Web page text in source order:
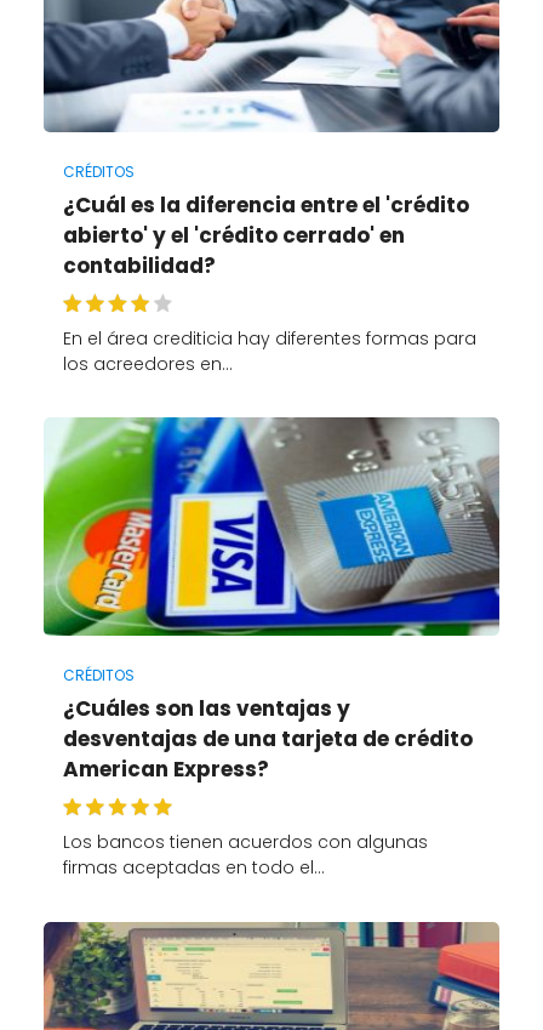
CRÉDITOS
¿Cuál es la diferencia entre el 'crédito
abierto' y el 'crédito cerrado' en
contabilidad?
En el área crediticia hay diferentes formas para
los acreedores en…
CRÉDITOS
¿Cuáles son las ventajas y
desventajas de una tarjeta de crédito
American Express?
Los bancos tienen acuerdos con algunas
firmas aceptadas en todo el…